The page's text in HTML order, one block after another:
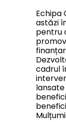
Echipa
astăzi
pentru
cadrul